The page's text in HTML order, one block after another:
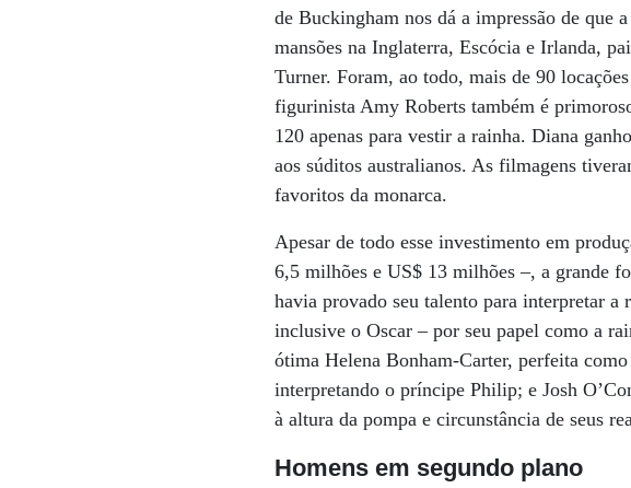
de Buckingham nos dá a impressão de que
mansões na Inglaterra, Escócia e Irlanda,
Turner. Foram, ao todo, mais de 90
figurinista Amy Roberts também é
120 apenas para vestir a rainha. Diana
aos súditos australianos. As filmagens
favoritos da monarca.
Apesar de todo esse investimento em
6,5 milhões e US$ 13 milhões –, a grande
havia provado seu talento para interpretar a
inclusive o Oscar – por seu papel como a
ótima Helena Bonham-Carter, perfeita
interpretando o príncipe Philip; e Josh
à altura da pompa e circunstância de seus
Homens em segundo plano